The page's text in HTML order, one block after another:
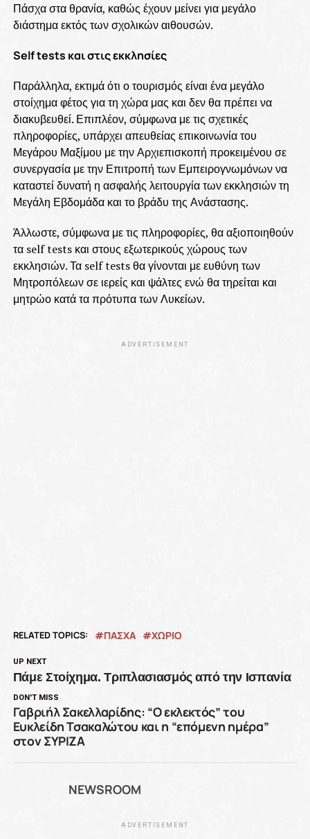
Πάσχα στα θρανία, καθώς έχουν μείνει για μεγάλο
διάστημα εκτός των σχολικών αιθουσών.
Self tests και στις εκκλησίες
Παράλληλα, εκτιμά ότι ο τουρισμός είναι ένα μεγάλο
στοίχημα φέτος για τη χώρα μας και δεν θα πρέπει να
διακυβευθεί. Επιπλέον, σύμφωνα με τις σχετικές
πληροφορίες, υπάρχει απευθείας επικοινωνία του
Μεγάρου Μαξίμου με την Αρχιεπισκοπή προκειμένου σε
συνεργασία με την Επιτροπή των Εμπειρογνωμόνων να
καταστεί δυνατή η ασφαλής λειτουργία των εκκλησιών τη
Μεγάλη Εβδομάδα και το βράδυ της Ανάστασης.
Άλλωστε, σύμφωνα με τις πληροφορίες, θα αξιοποιηθούν
τα self tests και στους εξωτερικούς χώρους των
εκκλησιών. Τα self tests θα γίνονται με ευθύνη των
Μητροπόλεων σε ιερείς και ψάλτες ενώ θα τηρείται και
μητρώο κατά τα πρότυπα των Λυκείων.
ADVERTISEMENT
RELATED TOPICS: ΠΑΣΧΑ ΧΩΡΙΟ
UP NEXT
Πάμε Στοίχημα. Τριπλασιασμός από την Ισπανία
DON'T MISS
Γαβριήλ Σακελλαρίδης: “Ο εκλεκτός” του
Ευκλείδη Τσακαλώτου και η “επόμενη ημέρα”
στον ΣΥΡΙΖΑ
NEWSROOM
ADVERTISEMENT